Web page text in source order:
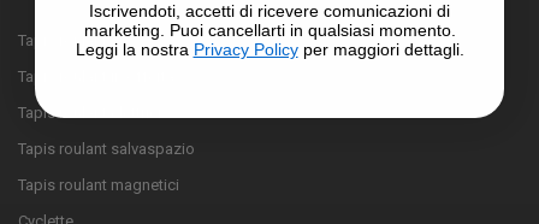
Tapis roulant
Tapis roulant in offerta
Tapis roulant elettrici
Tapis roulant salvaspazio
Tapis roulant magnetici
Iscrivendoti, accetti di ricevere comunicazioni di
marketing. Puoi cancellarti in qualsiasi momento.
Leggi la nostra Privacy Policyper maggiori dettagli.